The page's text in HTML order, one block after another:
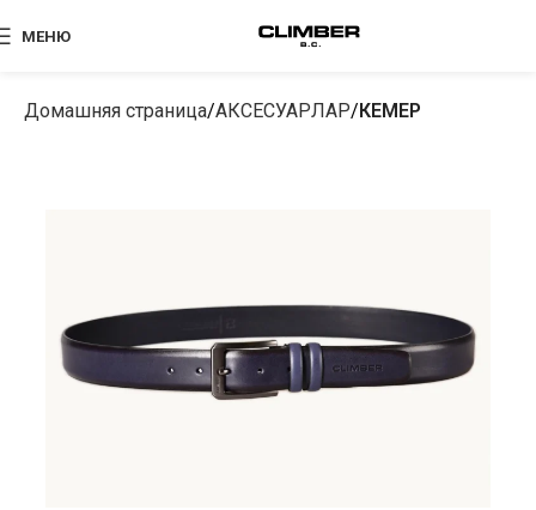
МЕНЮ
Домашняя страница АКСЕСУАРЛАР КЕМЕР